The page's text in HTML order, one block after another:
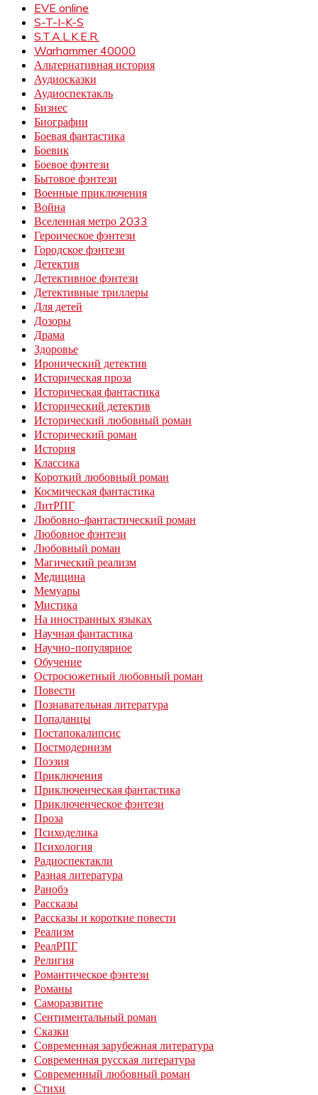
EVE online
S-T-I-K-S
S.T.A.L.K.E.R.
Warhammer 40000
Альтернативная история
Аудиосказки
Аудиоспектакль
Бизнес
Биографии
Боевая фантастика
Боевик
Боевое фэнтези
Бытовое фэнтези
Военные приключения
Война
Вселенная метро 2033
Героическое фэнтези
Городское фэнтези
Детектив
Детективное фэнтези
Детективные триллеры
Для детей
Дозоры
Драма
Здоровье
Иронический детектив
Историческая проза
Историческая фантастика
Исторический детектив
Исторический любовный роман
Исторический роман
История
Классика
Короткий любовный роман
Космическая фантастика
ЛитРПГ
Любовно-фантастический роман
Любовное фэнтези
Любовный роман
Магический реализм
Медицина
Мемуары
Мистика
На иностранных языках
Научная фантастика
Научно-популярное
Обучение
Остросюжетный любовный роман
Повести
Познавательная литература
Попаданцы
Постапокалипсис
Постмодернизм
Поэзия
Приключения
Приключенческая фантастика
Приключенческое фэнтези
Проза
Психоделика
Психология
Радиоспектакли
Разная литература
Ранобэ
Рассказы
Рассказы и короткие повести
Реализм
РеалРПГ
Религия
Романтическое фэнтези
Романы
Саморазвитие
Сентиментальный роман
Сказки
Современная зарубежная литература
Современная русская литература
Современный любовный роман
Стихи